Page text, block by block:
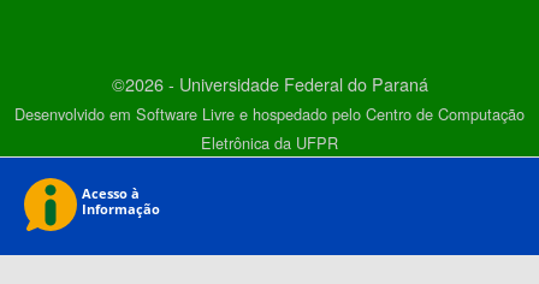
©2026 - Universidade Federal do Paraná
Desenvolvido em Software Livre e hospedado pelo Centro de Computação
Eletrônica da UFPR